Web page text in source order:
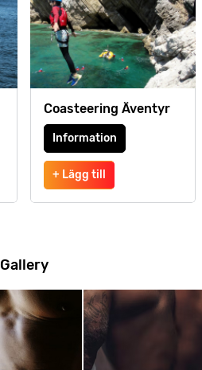
Coasteering Äventyr
Information
+ Lägg till
Gallery